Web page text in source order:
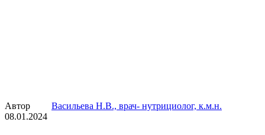
Автор
Васильева Н.В., врач- нутрициолог, к.м.н.
08.01.2024